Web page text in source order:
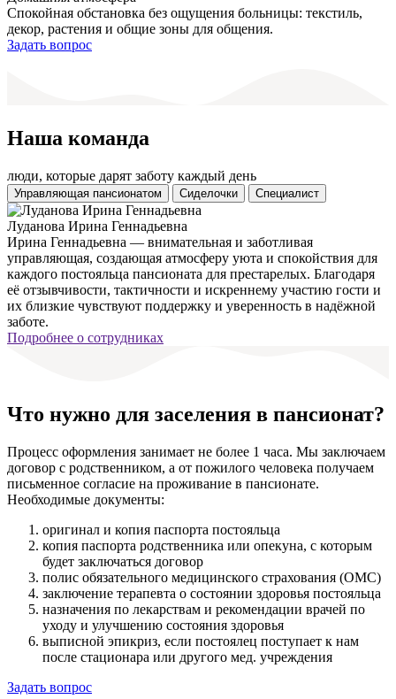
Спокойная обстановка без ощущения больницы: текстиль,
декор, растения и общие зоны для общения.
Задать вопрос
Наша команда
люди, которые дарят заботу каждый день
Управляющая пансионатом Сиделочки Специалист
Луданова Ирина Геннадьевна
Ирина Геннадьевна — внимательная и заботливая
управляющая, создающая атмосферу уюта и спокойствия для
каждого постояльца пансионата для престарелых. Благодаря
её отзывчивости, тактичности и искреннему участию гости и
их близкие чувствуют поддержку и уверенность в надёжной
заботе.
Подробнее о сотрудниках
Что нужно для заселения в пансионат?
Процесс оформления занимает не более 1 часа. Мы заключаем
договор с родственником, а от пожилого человека получаем
письменное согласие на проживание в пансионате.
Необходимые документы:
оригинал и копия паспорта постояльца
копия паспорта родственника или опекуна, с которым
будет заключаться договор
полис обязательного медицинского страхования (ОМС)
заключение терапевта о состоянии здоровья постояльца
назначения по лекарствам и рекомендации врачей по
уходу и улучшению состояния здоровья
выписной эпикриз, если постоялец поступает к нам
после стационара или другого мед. учреждения
Задать вопрос